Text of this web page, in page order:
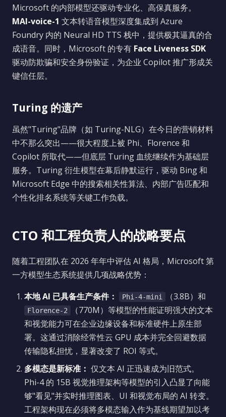
Microsoft 的内部模型还驱动专业化、高保真服务。
MAI-voice-1 文本转语音模型深度集成到 Azure
Foundry 内的 Neural HD TTS 栈中，提供极其逼真的合
成语音。同时，Microsoft 的专有 Face Liveness SDK
驱动防欺骗和安全身份验证，为企业 Copilot 推广形成关
键信任层。
Turing 的遗产
虽然"Turing"品牌（如 Turing-NLG）在今日的营销材料
中不那么突出——很大程度上被 Phi、Florence 和
Copilot 所取代——但底层 Turing 血统继续作为基础层
服务。Turing 衍生模型在幕后静默运行，驱动 Bing 和
Microsoft Edge 中的搜索相关性算法、内部广告匹配和
个性化排名系统等关键工作负载。
CTO 和工程负责人的战略要点
随着工程团队在 2026 年年中评估 AI 格局，Microsoft 第
一方模型生态系统提供几项战略优势：
本地 AI 已具备生产条件：
Phi-4-mini （3.8B）和
Florence-2
（770M）等模型的性能证明强大的文本
和视觉能力可在企业边缘设备和标准硬件上原生部
署。这通过消除经常性云 GPU 成本并完全回避数据
传输隐私担忧，显著改变了 ROI 等式。
多模态是新标准： 仅文本 AI 正迅速成为旧范式。
Phi-4 的 15B 视觉推理架构等模型的引入凸显了向能
够"看见"并实时推理图表、UI 和视觉布局的 AI 转变。
工程架构现在必须将多模态输入作为基线期望加以考